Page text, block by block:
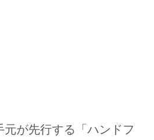
元が先行する「ハンドフ